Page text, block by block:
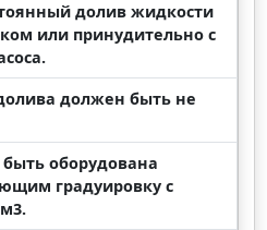
долив жидкости
или принудительно с
должен быть не
оборудована
градуировку с